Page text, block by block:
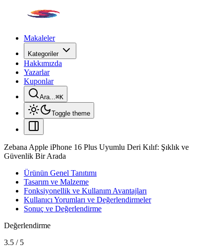
Makaleler
Kategoriler
Hakkımızda
Yazarlar
Kuponlar
Ara...⌘K
Toggle theme
Zebana Apple iPhone 16 Plus Uyumlu Deri Kılıf: Şıklık ve
Güvenlik Bir Arada
Ürünün Genel Tanıtımı
Tasarım ve Malzeme
Fonksiyonellik ve Kullanım Avantajları
Kullanıcı Yorumları ve Değerlendirmeler
Sonuç ve Değerlendirme
Değerlendirme
3.5 / 5